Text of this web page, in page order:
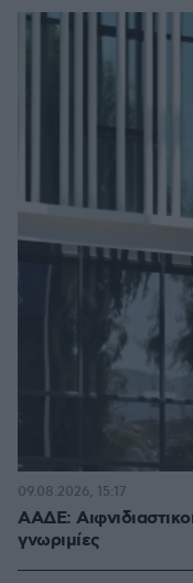
ΑΑΔΕ:
γνωριμίες
09.08.2026, 15:17